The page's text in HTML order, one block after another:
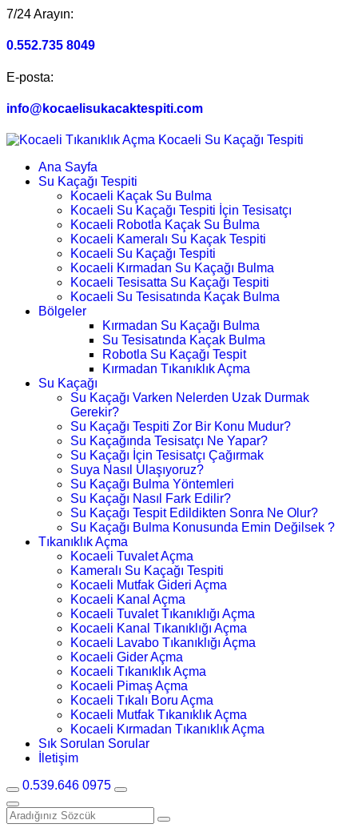
7/24 Arayın:
0.552.735 8049
E-posta:
info@kocaelisukacaktespiti.com
Ana Sayfa
Su Kaçağı Tespiti
Kocaeli Kaçak Su Bulma
Kocaeli Su Kaçağı Tespiti İçin Tesisatçı
Kocaeli Robotla Kaçak Su Bulma
Kocaeli Kameralı Su Kaçak Tespiti
Kocaeli Su Kaçağı Tespiti
Kocaeli Kırmadan Su Kaçağı Bulma
Kocaeli Tesisatta Su Kaçağı Tespiti
Kocaeli Su Tesisatında Kaçak Bulma
Bölgeler
Kırmadan Su Kaçağı Bulma
Su Tesisatında Kaçak Bulma
Robotla Su Kaçağı Tespit
Kırmadan Tıkanıklık Açma
Su Kaçağı
Su Kaçağı Varken Nelerden Uzak Durmak
Gerekir?
Su Kaçağı Tespiti Zor Bir Konu Mudur?
Su Kaçağında Tesisatçı Ne Yapar?
Su Kaçağı İçin Tesisatçı Çağırmak
Suya Nasıl Ulaşıyoruz?
Su Kaçağı Bulma Yöntemleri
Su Kaçağı Nasıl Fark Edilir?
Su Kaçağı Tespit Edildikten Sonra Ne Olur?
Su Kaçağı Bulma Konusunda Emin Değilsek ?
Tıkanıklık Açma
Kocaeli Tuvalet Açma
Kameralı Su Kaçağı Tespiti
Kocaeli Mutfak Gideri Açma
Kocaeli Kanal Açma
Kocaeli Tuvalet Tıkanıklığı Açma
Kocaeli Kanal Tıkanıklığı Açma
Kocaeli Lavabo Tıkanıklığı Açma
Kocaeli Gider Açma
Kocaeli Tıkanıklık Açma
Kocaeli Pimaş Açma
Kocaeli Tıkalı Boru Açma
Kocaeli Mutfak Tıkanıklık Açma
Kocaeli Kırmadan Tıkanıklık Açma
Sık Sorulan Sorular
İletişim
0.539.646 0975